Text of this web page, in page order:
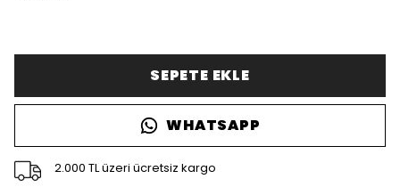
SEPETE EKLE
WHATSAPP
2.000 TL üzeri ücretsiz kargo